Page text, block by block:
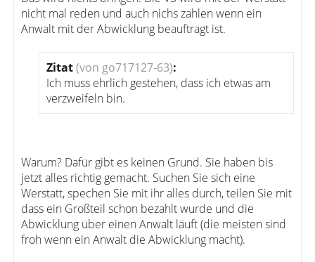
nicht mal reden und auch nichs zahlen wenn ein
Anwalt mit der Abwicklung beauftragt ist.
Zitat(von go717127-63):
Ich muss ehrlich gestehen, dass ich etwas am
verzweifeln bin.
Warum? Dafür gibt es keinen Grund. Sie haben bis
jetzt alles richtig gemacht. Suchen Sie sich eine
Werstatt, spechen Sie mit ihr alles durch, teilen Sie mit
dass ein Großteil schon bezahlt wurde und die
Abwicklung über einen Anwalt läuft (die meisten sind
froh wenn ein Anwalt die Abwicklung macht).